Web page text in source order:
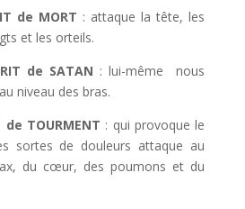
de MORT : attaque la tête, les
et les orteils.
de SATAN : lui-même nous
niveau des bras.
de TOURMENT : qui provoque le
sortes de douleurs attaque au
du cœur, des poumons et du